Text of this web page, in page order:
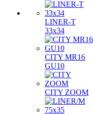
LINER-T
33x34
CITY MR16
GU10
CITY ZOOM